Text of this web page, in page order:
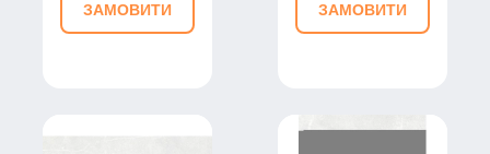
ЗАМОВИТИ ЗАМОВИТИ